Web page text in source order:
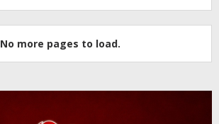
No more pages to load.